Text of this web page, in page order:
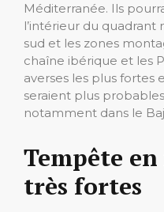
Méditerranée. Ils
l’intérieur du quadrant
sud et les zones
chaîne ibérique et les
averses les plus fortes
seraient plus
notamment dans le
Tempête
très fortes